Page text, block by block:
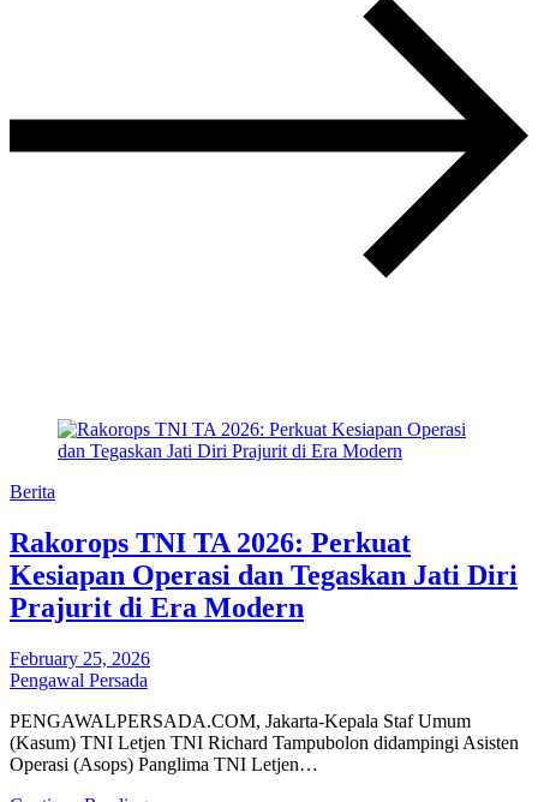
Berita
Rakorops TNI TA 2026: Perkuat
Kesiapan Operasi dan Tegaskan Jati Diri
Prajurit di Era Modern
February 25, 2026
Pengawal Persada
PENGAWALPERSADA.COM, Jakarta-Kepala Staf Umum
(Kasum) TNI Letjen TNI Richard Tampubolon didampingi Asisten
Operasi (Asops) Panglima TNI Letjen…